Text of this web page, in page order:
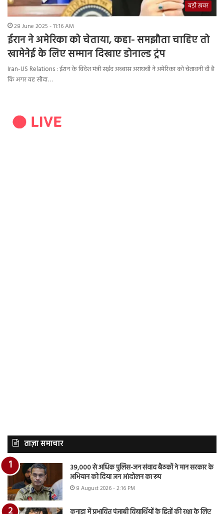
बड़ी ख़बर
28 June 2025 - 11:16 AM
ईरान ने अमेरिका को चेताया, कहा- समझौता चाहिए तो
खामेनेई के लिए सम्मान दिखाए डोनाल्ड ट्रंप
Iran-US Relations : ईरान के विदेश मंत्री सईद अब्बास अराघची ने अमेरिका को चेतावनी दी है
कि अगर वह सौदा…
ताज़ा समाचार
39,000 से अधिक पुलिस-जन संवाद बैठकों ने मान सरकार के
अभियान को दिया जन आंदोलन का रूप
8 August 2026 - 2:16 PM